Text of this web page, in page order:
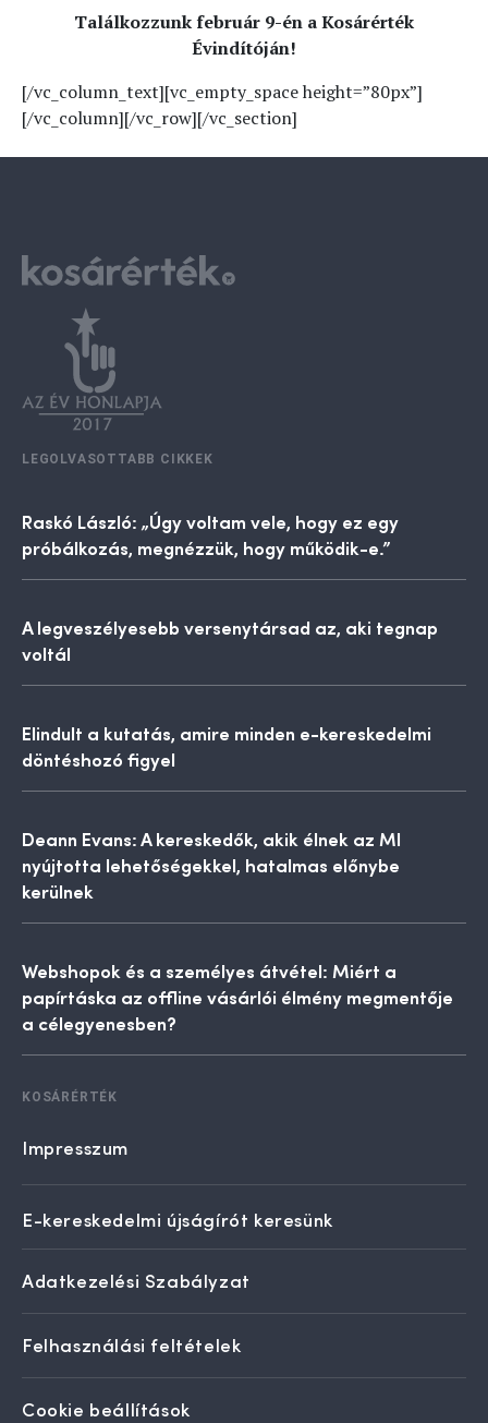
Találkozzunk február 9-én a Kosárérték
Évindítóján!
[/vc_column_text][vc_empty_space height=”80px”]
[/vc_column][/vc_row][/vc_section]
LEGOLVASOTTABB CIKKEK
Raskó László: „Úgy voltam vele, hogy ez egy
próbálkozás, megnézzük, hogy működik-e.”
A legveszélyesebb versenytársad az, aki tegnap
voltál
Elindult a kutatás, amire minden e-kereskedelmi
döntéshozó figyel
Deann Evans: A kereskedők, akik élnek az MI
nyújtotta lehetőségekkel, hatalmas előnybe
kerülnek
Webshopok és a személyes átvétel: Miért a
papírtáska az offline vásárlói élmény megmentője
a célegyenesben?
KOSÁRÉRTÉK
Impresszum
E-kereskedelmi újságírót keresünk
Adatkezelési Szabályzat
Felhasználási feltételek
Cookie beállítások